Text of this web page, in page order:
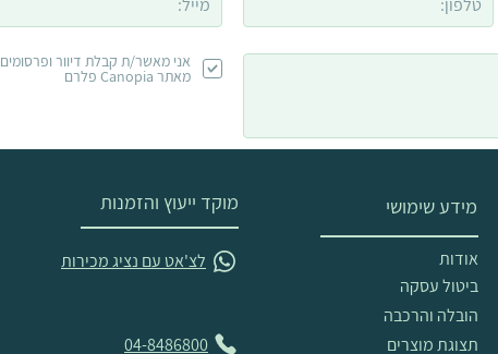
אני מאשר/ת קבלת דיוור ופרסומים
מאתר Canopia פלרם
מוקד ייעוץ והזמנות
לצ'אט עם נציג מכירות
04-8486800
מידע שימושי
אודות
ביטול עסקה
הובלה והרכבה
תצוגת מוצרים